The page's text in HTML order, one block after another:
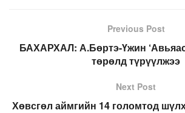
Previous Post
БАХАРХАЛ: А.Бөртэ-Үжин
төрөлд түрүүлжээ
Next Post
Хөвсгөл аймгийн 14 голомтод